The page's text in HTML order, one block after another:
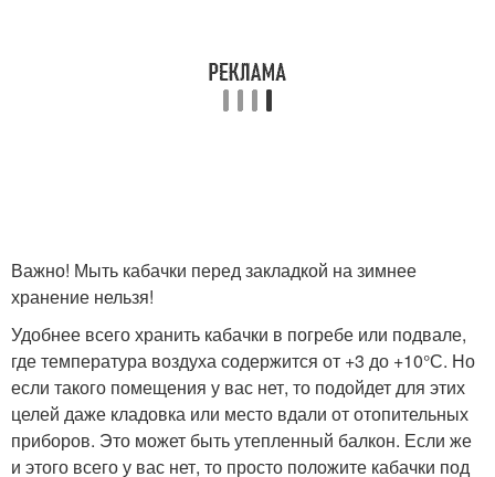
Важно! Мыть кабачки перед закладкой на зимнее
хранение нельзя!
Удобнее всего хранить кабачки в погребе или подвале,
где температура воздуха содержится от +3 до +10°С. Но
если такого помещения у вас нет, то подойдет для этих
целей даже кладовка или место вдали от отопительных
приборов. Это может быть утепленный балкон. Если же
и этого всего у вас нет, то просто положите кабачки под